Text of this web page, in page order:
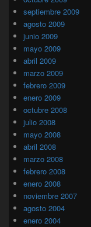
septiembre 2009
agosto 2009
junio 2009
mayo 2009
abril 2009
marzo 2009
febrero 2009
enero 2009
octubre 2008
julio 2008
mayo 2008
abril 2008
marzo 2008
febrero 2008
enero 2008
noviembre 2007
agosto 2004
enero 2004